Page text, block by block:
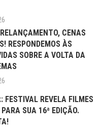
CENAS
RESPONDEMOS ÀS
SOBRE A VOLTA DA
FESTIVAL REVELA FILMES
SUA 16ª EDIÇÃO.